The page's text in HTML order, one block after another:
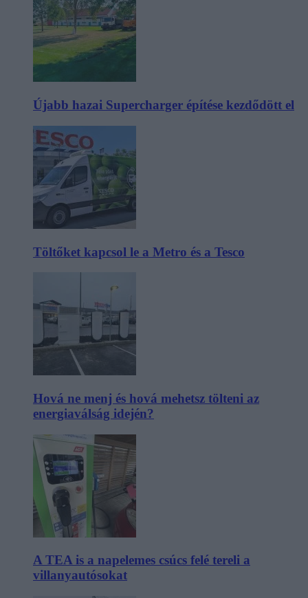
Újabb hazai Supercharger építése kezdődött el
Töltőket kapcsol le a Metro és a Tesco
Hová ne menj és hová mehetsz tölteni az
energiaválság idején?
A TEA is a napelemes csúcs felé tereli a
villanyautósokat